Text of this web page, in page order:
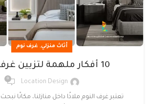
أثاث منزلي, غرف نوم
10 أفكار ملهمة لتزيين غرف النوم
Location Design
0
تعتبر غرف النوم ملاذًا داخل منازلنا، مكانًا